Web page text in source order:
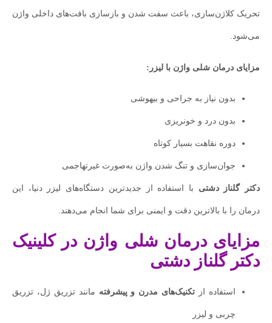
تحریک کلاژن‌سازی، باعث سفت شدن و بازسازی بافت‌های داخلی واژن
می‌شود.
مزایای درمان شلی واژن با لیزر:
بدون نیاز به جراحی و بیهوشی
بدون درد و خونریزی
دوره نقاهت بسیار کوتاه
جوان‌سازی و تنگ شدن واژن به‌صورت غیرتهاجمی
دکتر گلناز دشتی با استفاده از جدیدترین دستگاه‌های لیزر دنیا، این
درمان را با بالاترین دقت و ایمنی برای شما انجام می‌دهند.
مزایای درمان شلی واژن در کلینیک
دکتر گلناز دشتی
استفاده از تکنیک‌های مدرن و پیشرفته مانند تزریق ژل، تزریق
چربی و لیزر